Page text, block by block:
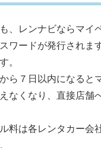
、レンナビならマイ
ワードが発行されま
。
ら７日以内になると
なくなり、直接店舗
料は各レンタカー会